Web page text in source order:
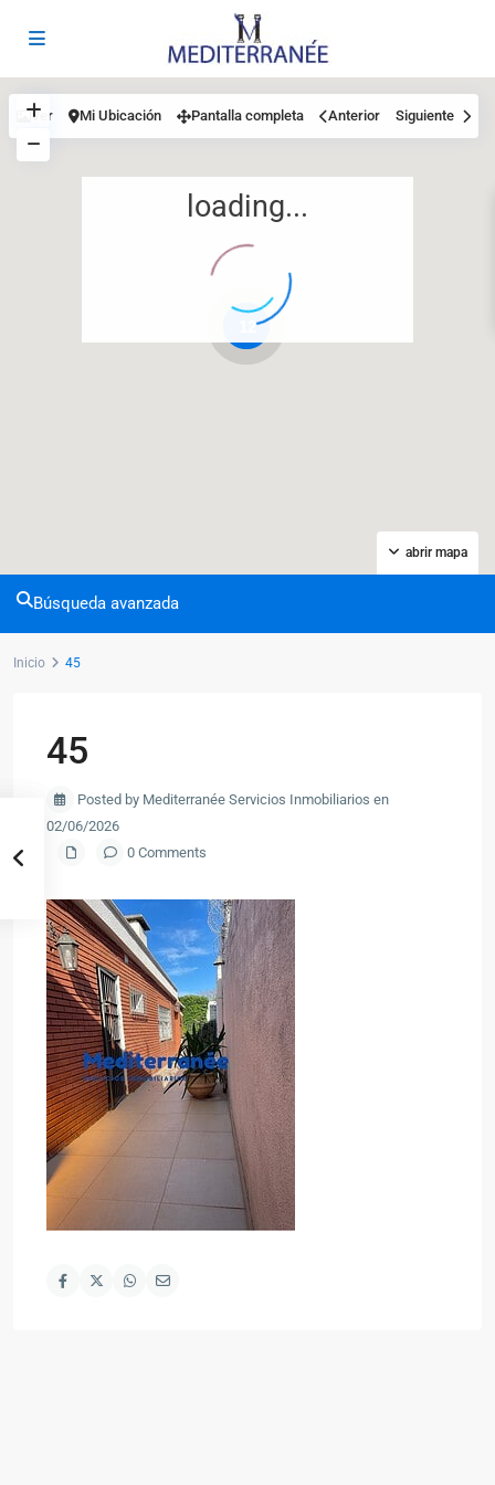
12
loading...
abrir mapa
Ver Mi Ubicación Pantalla completa Anterior Siguiente
Búsqueda avanzada
Inicio 45
45
Posted by Mediterranée Servicios Inmobiliarios en
02/06/2026
0 Comments